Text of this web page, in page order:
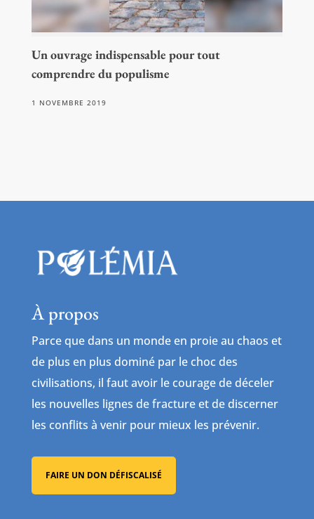
Un ouvrage indispensable pour tout
comprendre du populisme
1 NOVEMBRE 2019
À propos
Parce que dans un monde en proie au chaos et
de plus en plus dominé par le choc des
civilisations, il faut avoir le courage de déceler
les nouvelles lignes de fracture et de discerner
les conflits à venir pour mieux les prévenir.
FAIRE UN DON DÉFISCALISÉ